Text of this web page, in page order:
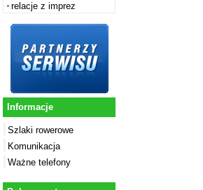
relacje z imprez
Informacje
Szlaki rowerowe
Komunikacja
Ważne telefony